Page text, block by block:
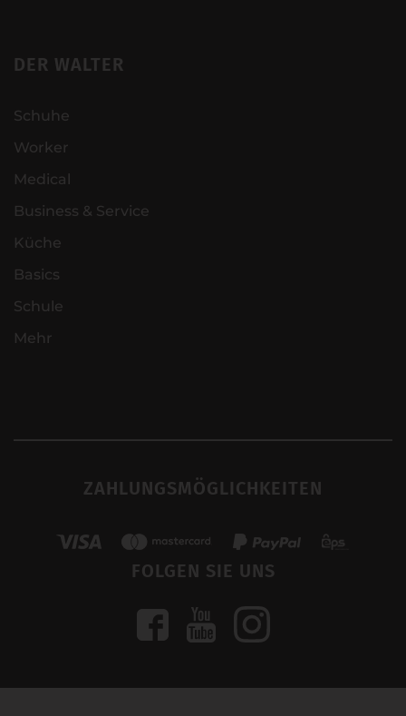
DER WALTER
Schuhe
Worker
Medical
Business & Service
Küche
Basics
Schule
Mehr
ZAHLUNGSMÖGLICHKEITEN
FOLGEN SIE UNS